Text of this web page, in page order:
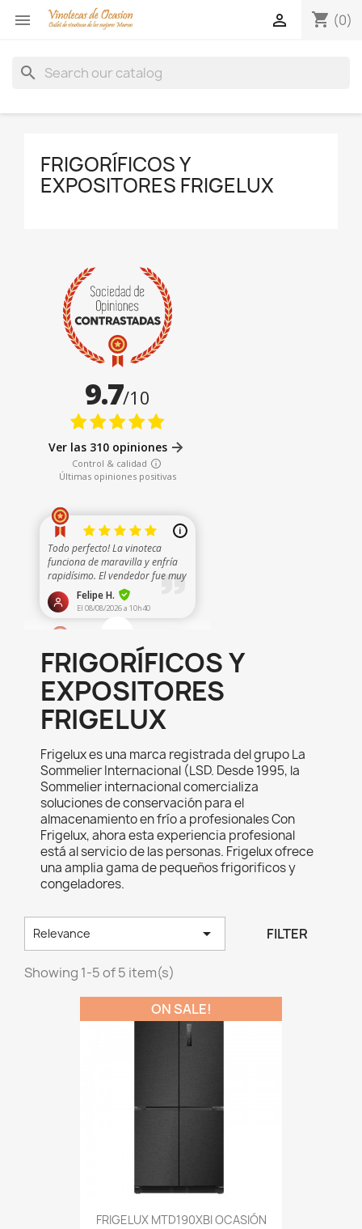
 shopping_cart (0)

search
FRIGORÍFICOS Y
EXPOSITORES FRIGELUX
FRIGORÍFICOS Y
EXPOSITORES
FRIGELUX
Frigelux es una marca registrada del grupo La
Sommelier Internacional (LSD. Desde 1995, la
Sommelier internacional comercializa
soluciones de conservación para el
almacenamiento en frío a profesionales Con
Frigelux, ahora esta experiencia profesional
está al servicio de las personas. Frigelux ofrece
una amplia gama de pequeños frigorificos y
congeladores.
Relevance  FILTER
Showing 1-5 of 5 item(s)
FRIGELUX MTD190XBI OCASIÓN
ON SALE!